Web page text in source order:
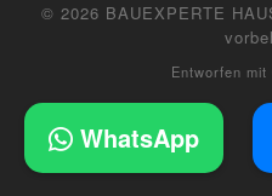
© 2026 BAUEXPERTE
Entworfen mit
WhatsApp